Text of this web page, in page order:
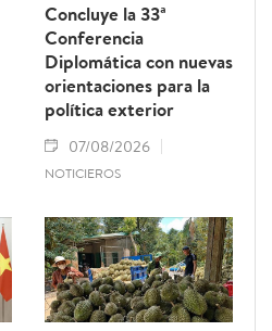
Concluye la 33ª
Conferencia
Diplomática con nuevas
orientaciones para la
política exterior
07/08/2026
NOTICIEROS